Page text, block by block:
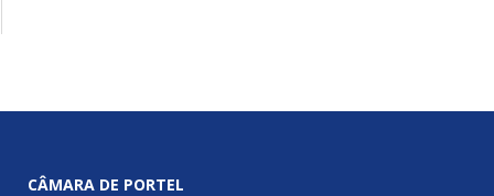
CÂMARA DE PORTEL